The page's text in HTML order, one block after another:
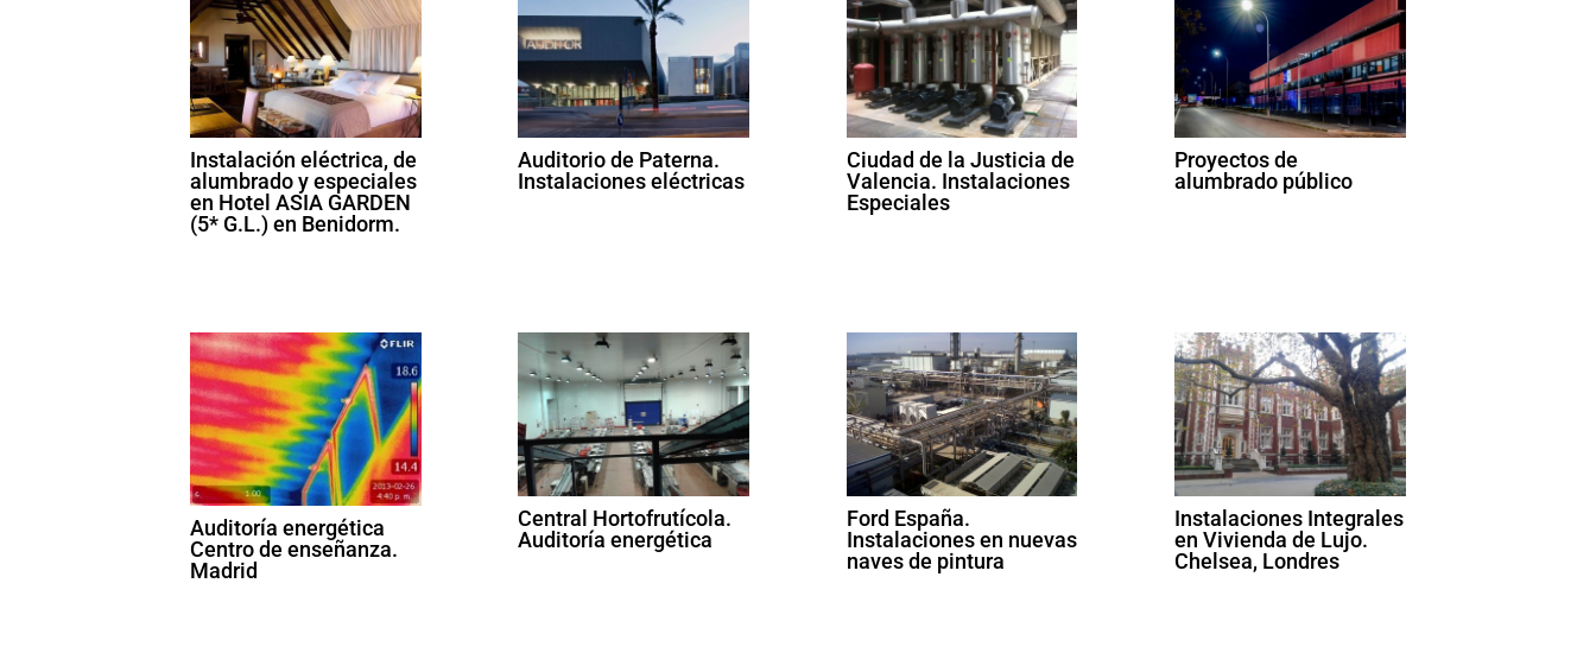
Instalación eléctrica, de
alumbrado y especiales
en Hotel ASIA GARDEN
(5* G.L.) en Benidorm.
Auditorio de Paterna.
Instalaciones eléctricas
Ciudad de la Justicia de
Valencia. Instalaciones
Especiales
Proyectos de
alumbrado público
Auditoría energética
Centro de enseñanza.
Madrid
Central Hortofrutícola.
Auditoría energética
Ford España.
Instalaciones en nuevas
naves de pintura
Instalaciones Integrales
en Vivienda de Lujo.
Chelsea, Londres